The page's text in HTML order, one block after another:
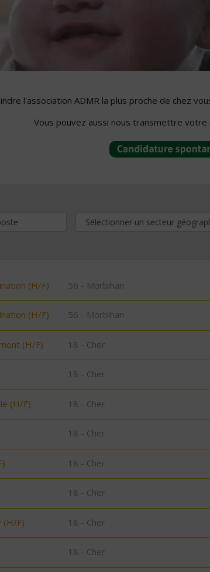
l'association ADMR la plus proche de chez
Vous pouvez aussi nous transmettre votre
(H/F) 56 - Morbihan
(H/F) 56 - Morbihan
(H/F) 18 - Cher
18 - Cher
(H/F) 18 - Cher
18 - Cher
18 - Cher
18 - Cher
(H/F) 18 - Cher
18 - Cher